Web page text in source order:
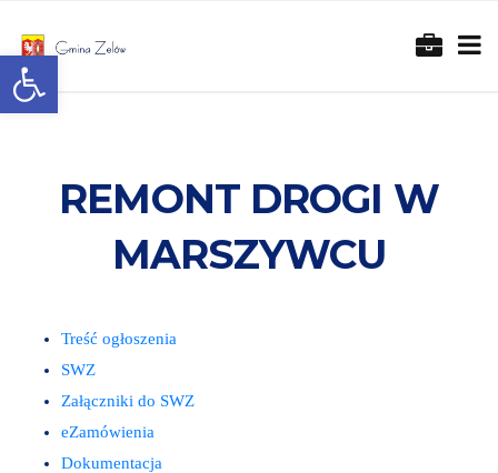
Otwórz pasek narzędzi
REMONT DROGI W
MARSZYWCU
Treść ogłoszenia
SWZ
Załączniki do SWZ
eZamówienia
Dokumentacja